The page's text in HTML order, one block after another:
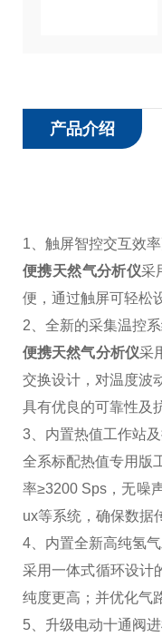
产品介绍
1、触屏智控交互效
便携天然气分析仪采
便，通过触屏可轻松
2、全新的采集温控
便携天然气分析仪采
交换设计，对温度波
具有优良的可靠性及
3、内置热值工作站
全系标配热值专用版
率≥3200 Sps，无噪
ux等系统，确保数据
4、内置全新高纯氢
采用一体式循环设计
纯度更高；并优化气
5、升级电动十通阀